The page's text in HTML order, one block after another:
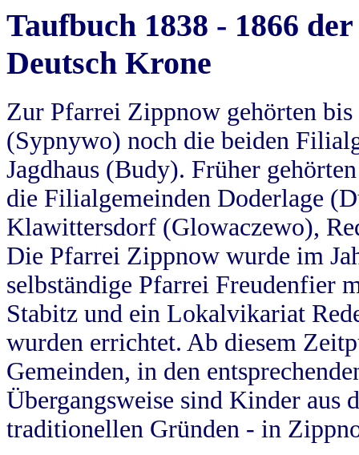
Taufbuch 1838 - 1866
Deutsch Krone
Zur Pfarrei Zippnow gehörten
(Sypnywo) noch die beiden
Jagdhaus (Budy). Früher
die Filialgemeinden Doderlage
Klawittersdorf (Glowaczewo),
Die Pfarrei Zippnow wurde im
selbständige Pfarrei Freudenfier
Stabitz und ein Lokalvikariat
wurden errichtet. Ab diesem
Gemeinden, in den
Übergangsweise sind Kinder aus
traditionellen Gründen - in